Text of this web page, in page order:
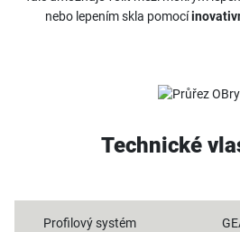
nebo lepením skla pomocí
Technické
Profilový systém